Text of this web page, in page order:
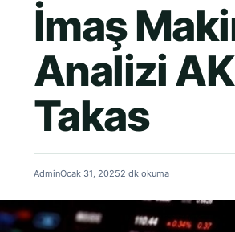
İmaş
Analizi
Takas
AdminOcak 31, 20252 dk okuma